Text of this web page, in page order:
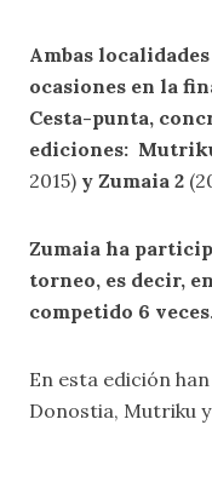
Ambas
ocasiones en la
Cesta-punta,
ediciones:
2015) y Zumaia 2
Zumaia ha
torneo, es decir,
competido 6 veces.
En esta edición
Donostia, Mutriku